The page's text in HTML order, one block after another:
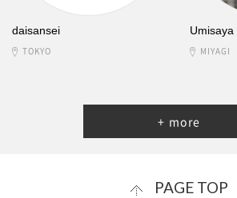
daisansei
TOKYO
Umisaya
MIYAGI
+ more
PAGE TOP